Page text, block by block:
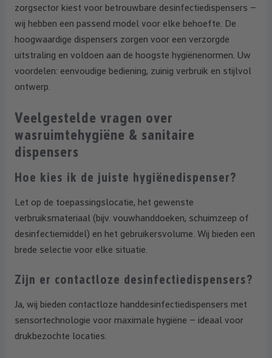
zorgsector kiest voor betrouwbare desinfectiedispensers –
wij hebben een passend model voor elke behoefte. De
hoogwaardige dispensers zorgen voor een verzorgde
uitstraling en voldoen aan de hoogste hygiënenormen. Uw
voordelen: eenvoudige bediening, zuinig verbruik en stijlvol
ontwerp.
Veelgestelde vragen over
wasruimtehygiëne & sanitaire
dispensers
Hoe kies ik de juiste hygiënedispenser?
Let op de toepassingslocatie, het gewenste
verbruiksmateriaal (bijv. vouwhanddoeken, schuimzeep of
desinfectiemiddel) en het gebruikersvolume. Wij bieden een
brede selectie voor elke situatie.
Zijn er contactloze desinfectiedispensers?
Ja, wij bieden contactloze handdesinfectiedispensers met
sensortechnologie voor maximale hygiëne – ideaal voor
drukbezochte locaties.